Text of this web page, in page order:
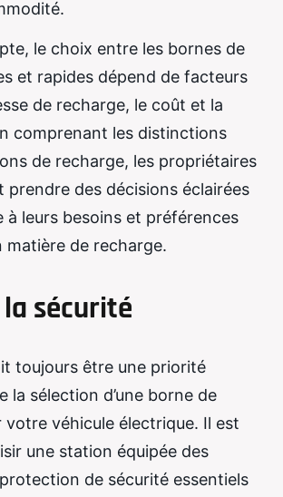
le choix entre les bornes de
et rapides dépend de facteurs
de recharge, le coût et la
comprenant les distinctions
de recharge, les propriétaires
prendre des décisions éclairées
à leurs besoins et préférences
matière de recharge.
sécurité
toujours être une priorité
la sélection d’une borne de
votre véhicule électrique. Il est
une station équipée des
de sécurité essentiels